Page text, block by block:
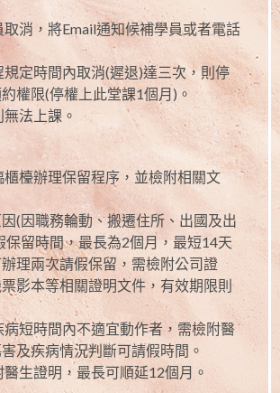
消，將Email通知候補學員或者電話
定時間內取消(遲退)達三次，則停
權限(停權上此堂課1個月)。
法上課。
檯辦理保留程序，並檢附相關文
(因職務輪動、搬遷住所、出國及出
保留時間，最長為2個月，最短14天
理兩次請假保留，需檢附公司證
影本等相關證明文件，有效期限則
短時間內不適宜動作者，需檢附醫
及疾病情況判斷可請假時間。
生證明，最長可順延12個月。